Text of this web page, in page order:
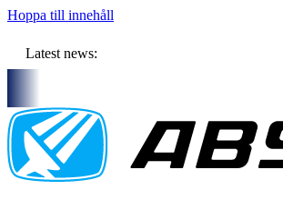
Hoppa till innehåll
Latest news: